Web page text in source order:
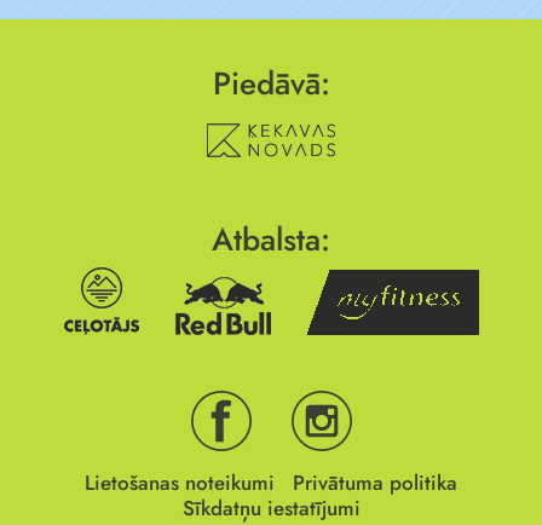
Piedāvā:
Atbalsta:
Lietošanas noteikumi
Privātuma politika
Sīkdatņu iestatījumi